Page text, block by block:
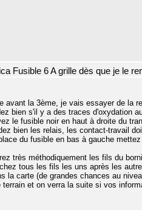
Fusible 6 A grille dès que je le
avant la 3ème, je vais essayer de la
bien s'il y a des traces d'oxydation
le fusible noir en haut à droite du
bien les relais, les contact-travail
du fusible en bas à gauche
très méthodiquement les fils du
tous les fils les uns après les
la carte (de grandes chances au
terrain et on verra la suite si vos